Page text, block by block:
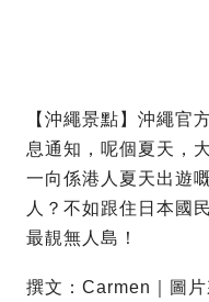
【沖繩景點】沖繩官
息通知，呢個夏天，
一向係港人夏天出遊
人？不如跟住日本國
最靚無人島！
撰文：Carmen｜圖